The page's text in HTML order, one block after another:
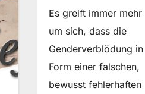
Es greift immer mehr
um sich, dass die
Genderverblödung in
Form einer falschen,
bewusst fehlerhaften